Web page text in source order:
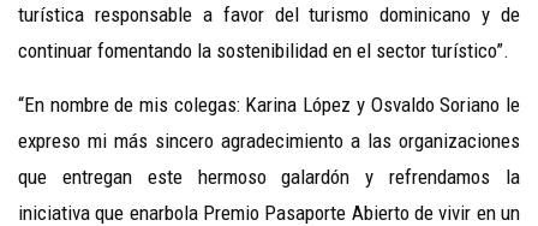
turística responsable a favor del turismo dominicano y de
continuar fomentando la sostenibilidad en el sector turístico”.
“En nombre de mis colegas: Karina López y Osvaldo Soriano le
expreso mi más sincero agradecimiento a las organizaciones
que entregan este hermoso galardón y refrendamos la
iniciativa que enarbola Premio Pasaporte Abierto de vivir en un